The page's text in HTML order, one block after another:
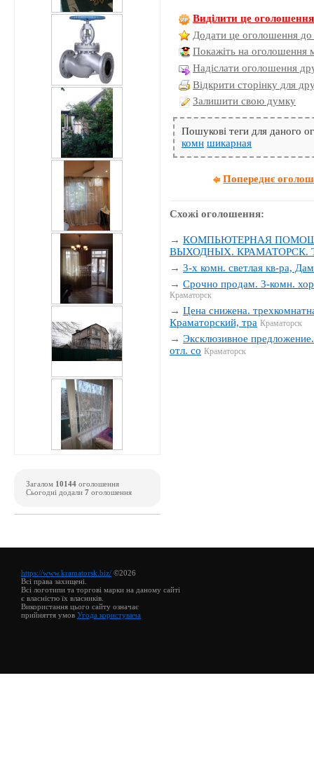
Виділити це оголошення
Додати це оголошення до
Покажіть на оголошення
Надіслати оголошення
Відкрити сторінку для
Залишити свою думку
Пошукові теги для даного
комн шикарная
Попереднє
Схожі оголошення:
→КОМПЬЮТЕРНАЯ
ВЫХОДНЫХ. КРАМАТОРСК.
→3-х комн. светлая кв-ра,
→Срочно продам. 3-комн.
Краматорск
→Цена снижена.
Краматорский, тра Краматорск
→Эксклюзивное
отл. со Краматорск
Загалом 10144 оголошення
Сьогодні додали 7 оголошення
https://www.kramatorsk.biz/ ©2026
Всі права захищені.
Всі логотипи та торгові марки на даному сайті
є власністю їх власників.
Використання цього сайту означає
прийняття умов Угода користувача